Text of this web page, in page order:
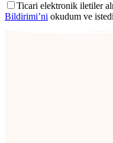
Ticari elektronik iletiler
Bildirimi’ni okudum ve